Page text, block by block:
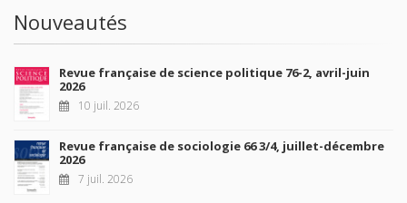
Nouveautés
Revue française de science politique 76-2, avril-juin
2026
10 juil. 2026
Revue française de sociologie 66 3/4, juillet-décembre
2026
7 juil. 2026